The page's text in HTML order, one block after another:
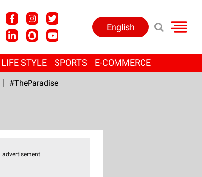
English
LIFE STYLE SPORTS E-COMMERCE
#TheParadise
advertisement